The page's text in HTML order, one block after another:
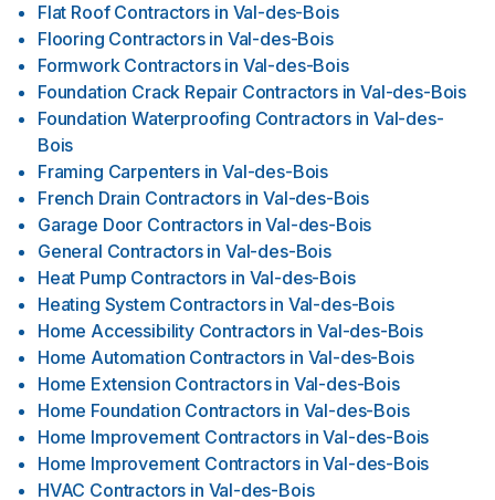
Flat Roof Contractors in Val-des-Bois
Flooring Contractors in Val-des-Bois
Formwork Contractors in Val-des-Bois
Foundation Crack Repair Contractors in Val-des-Bois
Foundation Waterproofing Contractors in Val-des-
Bois
Framing Carpenters in Val-des-Bois
French Drain Contractors in Val-des-Bois
Garage Door Contractors in Val-des-Bois
General Contractors in Val-des-Bois
Heat Pump Contractors in Val-des-Bois
Heating System Contractors in Val-des-Bois
Home Accessibility Contractors in Val-des-Bois
Home Automation Contractors in Val-des-Bois
Home Extension Contractors in Val-des-Bois
Home Foundation Contractors in Val-des-Bois
Home Improvement Contractors in Val-des-Bois
Home Improvement Contractors in Val-des-Bois
HVAC Contractors in Val-des-Bois